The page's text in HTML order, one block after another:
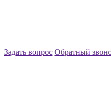
Задать вопрос Обратный